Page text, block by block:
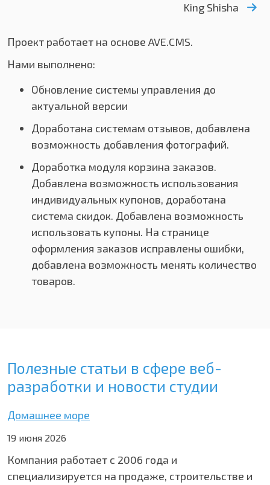
King Shisha
Проект работает на основе AVE.CMS.
Нами выполнено:
Обновление системы управления до
актуальной версии
Доработана системам отзывов, добавлена
возможность добавления фотографий.
Доработка модуля корзина заказов.
Добавлена возможность использования
индивидуальных купонов, доработана
система скидок. Добавлена возможность
использовать купоны. На странице
оформления заказов исправлены ошибки,
добавлена возможность менять количество
товаров.
Полезные статьи в сфере веб-
разработки и новости студии
Домашнее море
19 июня 2026
Компания работает с 2006 года и
специализируется на продаже, строительстве и